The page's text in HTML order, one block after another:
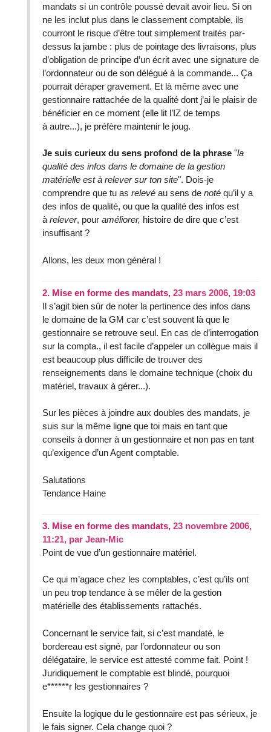
mandats si un contrôle poussé devait avoir lieu. Si on
ne les inclut plus dans le classement comptable, ils
courront le risque d’être tout simplement traités par-
dessus la jambe : plus de pointage des livraisons, plus
d’obligation de principe d’un écrit avec une signature de
l’ordonnateur ou de son délégué à la commande... Ça
pourrait déraper gravement. Et là même avec une
gestionnaire rattachée de la qualité dont j’ai le plaisir de
bénéficier en ce moment (elle lit l’IZ de temps
à autre...), je préfère maintenir le joug.
Je suis curieux du sens profond de la phrase "la
qualité des infos dans le domaine de la gestion
matérielle est à relever sur ton site". Dois-je
comprendre que tu as relevé au sens de noté qu’il y a
des infos de qualité, ou que la qualité des infos est
àrelever, pour améliorer, histoire de dire que c’est
insuffisant ?
Allons, les deux mon général !
2. Mise en forme des mandats, 23 mars 2006, 19:03
Il s’agit bien sûr de noter la pertinence des infos dans
le domaine de la GM car c’est souvent là que le
gestionnaire se retrouve seul. En cas de d’interrogation
sur la compta., il est facile d’appeler un collègue mais il
est beaucoup plus difficile de trouver des
renseignements dans le domaine technique (choix du
matériel, travaux à gérer...).
Sur les pièces à joindre aux doubles des mandats, je
suis sur la même ligne que toi mais en tant que
conseils à donner à un gestionnaire et non pas en tant
qu’exigence d’un Agent comptable.
Salutations
Tendance Haine
3. Mise en forme des mandats, 23 novembre 2006,
11:21, par Jean-Mic
Point de vue d’un gestionnaire matériel.
Ce qui m’agace chez les comptables, c’est qu’ils ont
un peu trop tendance à se mêler de la gestion
matérielle des établissements rattachés.
Concernant le service fait, si c’est mandaté, le
bordereau est signé, par l’ordonnateur ou son
délégataire, le service est attesté comme fait. Point !
Juridiquement le comptable est blindé, pourquoi
e******r les gestionnaires ?
Ensuite la logique du le gestionnaire est pas sérieux, je
le fais signer. Cela change quoi ?